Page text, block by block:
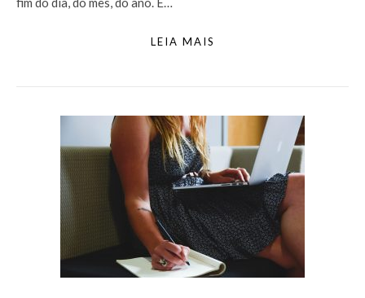
LEIA MAIS